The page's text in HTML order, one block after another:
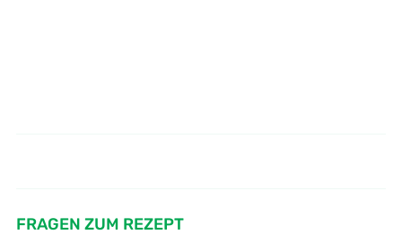
FRAGEN ZUM REZEPT